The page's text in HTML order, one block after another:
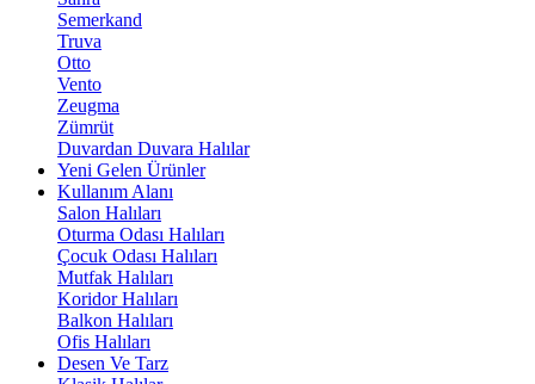
Semerkand
Truva
Otto
Vento
Zeugma
Zümrüt
Duvardan Duvara Halılar
Yeni Gelen Ürünler
Kullanım Alanı
Salon Halıları
Oturma Odası Halıları
Çocuk Odası Halıları
Mutfak Halıları
Koridor Halıları
Balkon Halıları
Ofis Halıları
Desen Ve Tarz